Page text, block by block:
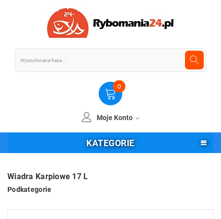
0
Moje Konto
KATEGORIE
Wiadra Karpiowe 17 L
Podkategorie